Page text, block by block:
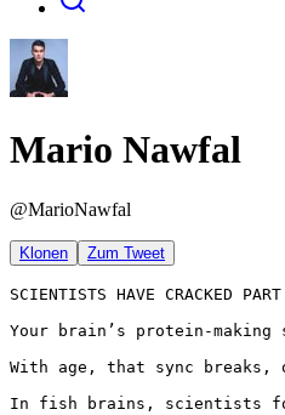
Mario Nawfal
@MarioNawfal
Klonen Zum Tweet
SCIENTISTS HAVE CRACKED
Your brain’s protein-making
With age, that sync
In fish brains, scientists